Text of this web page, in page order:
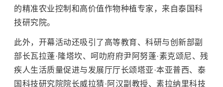
的精准农业控制和高价值作物种植专家，来自泰国科
技研究院。
此外，开幕活动还吸引了高等教育、科研与创新部副
部长瓦拉蓬·隆塔坎、呵叻府府尹阿努蓬·素克颂尼、残
疾人生活质量促进与发展厅厅长颂塔亚·本亚普西、泰
国科技研究院院长威拉猜·阿汉副教授、素拉纳里科技